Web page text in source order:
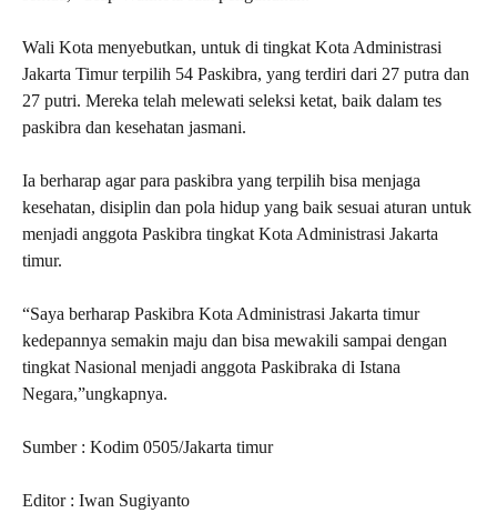
Wali Kota menyebutkan, untuk di tingkat Kota Administrasi
Jakarta Timur terpilih 54 Paskibra, yang terdiri dari 27 putra dan
27 putri. Mereka telah melewati seleksi ketat, baik dalam tes
paskibra dan kesehatan jasmani.
Ia berharap agar para paskibra yang terpilih bisa menjaga
kesehatan, disiplin dan pola hidup yang baik sesuai aturan untuk
menjadi anggota Paskibra tingkat Kota Administrasi Jakarta
timur.
“Saya berharap Paskibra Kota Administrasi Jakarta timur
kedepannya semakin maju dan bisa mewakili sampai dengan
tingkat Nasional menjadi anggota Paskibraka di Istana
Negara,”ungkapnya.
Sumber : Kodim 0505/Jakarta timur
Editor : Iwan Sugiyanto